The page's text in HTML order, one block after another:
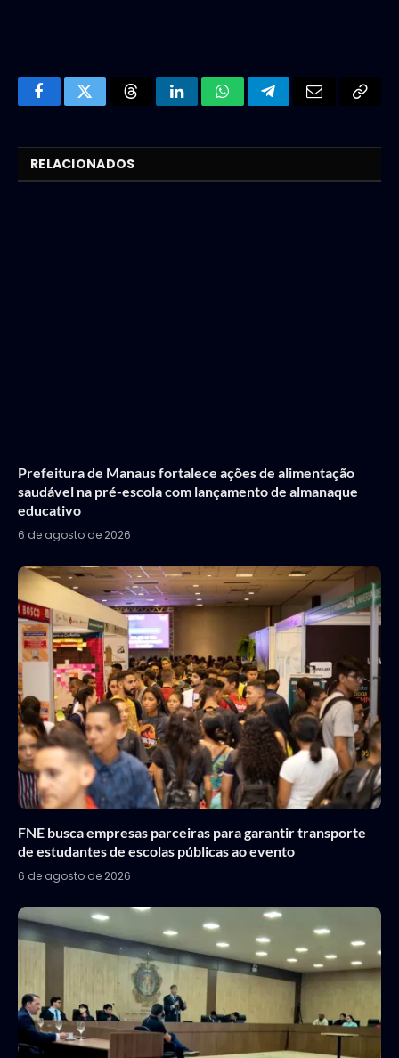
FacebookTwitter ThreadsLinkedInWhatsAppTelegram
RELACIONADOS
Prefeitura de Manaus fortalece ações de alimentação
saudável na pré-escola com lançamento de almanaque
educativo
6 de agosto de 2026
FNE busca empresas parceiras para garantir transporte
de estudantes de escolas públicas ao evento
6 de agosto de 2026